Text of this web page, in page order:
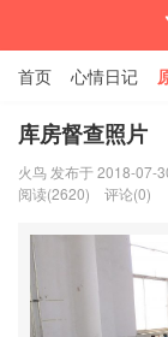
首页 心情日记
影音视频 工作照片
库房督查照片
火鸟 发布于 2018-07-
阅读(2620)
评论(0)